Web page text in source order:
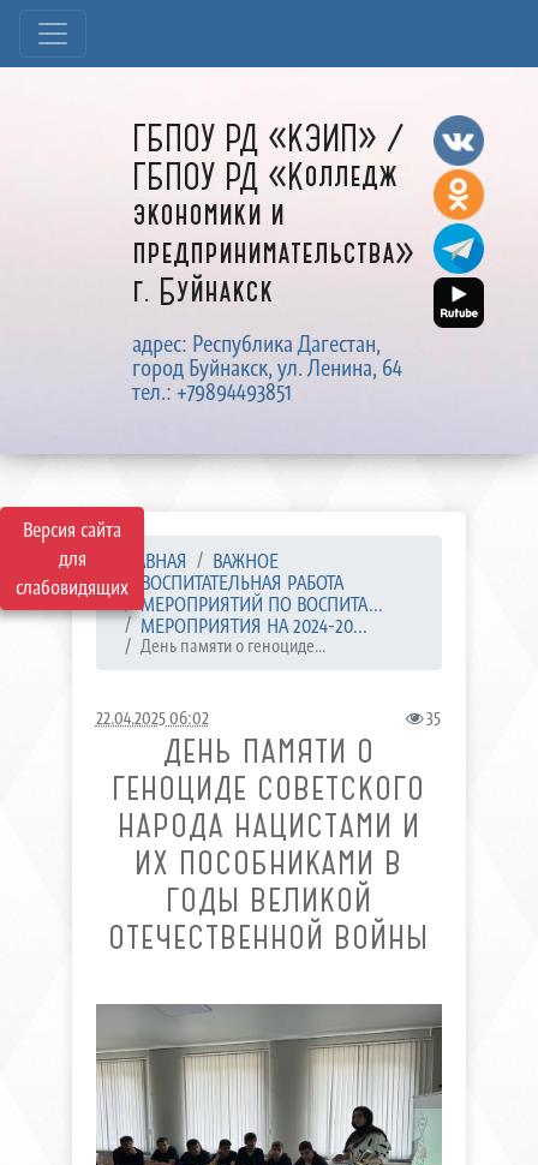
Версия сайта
для
слабовидящих
ГБПОУ РД «КЭИП» /
ГБПОУ РД «Колледж
экономики и
предпринимательства»
г. Буйнакск
адрес: Республика Дагестан,
город Буйнакск, ул. Ленина, 64
тел.: +79894493851
ГЛАВНАЯ
ВАЖНОЕ
ВОСПИТАТЕЛЬНАЯ РАБОТА
МЕРОПРИЯТИЙ ПО ВОСПИТА...
МЕРОПРИЯТИЯ НА 2024-20...
День памяти о геноциде...
22.04.2025 06:02 35
ДЕНЬ ПАМЯТИ О
ГЕНОЦИДЕ СОВЕТСКОГО
НАРОДА НАЦИСТАМИ И
ИХ ПОСОБНИКАМИ В
ГОДЫ ВЕЛИКОЙ
ОТЕЧЕСТВЕННОЙ ВОЙНЫ